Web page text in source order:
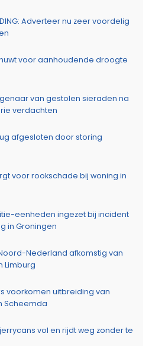
Adverteer nu zeer voordelig
voor aanhoudende droogte
van gestolen sieraden na
verdachten
afgesloten door storing
voor rookschade bij woning in
eenheden ingezet bij incident
in Groningen
Nederland afkomstig van
Limburg
voorkomen uitbreiding van
Scheemda
vol en rijdt weg zonder te